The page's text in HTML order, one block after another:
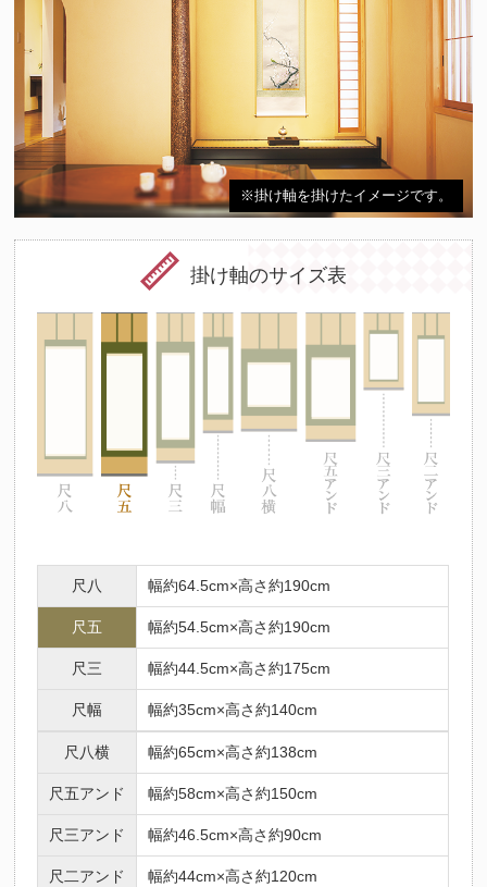
※掛け軸を掛けたイメージです。
掛け軸のサイズ表
尺八 幅約64.5cm×高さ約190cm
尺五 幅約54.5cm×高さ約190cm
尺三 幅約44.5cm×高さ約175cm
尺幅 幅約35cm×高さ約140cm
尺八横 幅約65cm×高さ約138cm
尺五アンド 幅約58cm×高さ約150cm
尺三アンド 幅約46.5cm×高さ約90cm
尺二アンド 幅約44cm×高さ約120cm